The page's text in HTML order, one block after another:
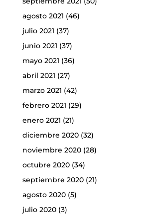
agosto 2021 (46)
julio 2021 (37)
junio 2021 (37)
mayo 2021 (36)
abril 2021 (27)
marzo 2021 (42)
febrero 2021 (29)
enero 2021 (21)
diciembre 2020(32)
noviembre 2020(28)
octubre 2020(34)
septiembre 2020(21)
agosto 2020(5)
julio 2020(3)